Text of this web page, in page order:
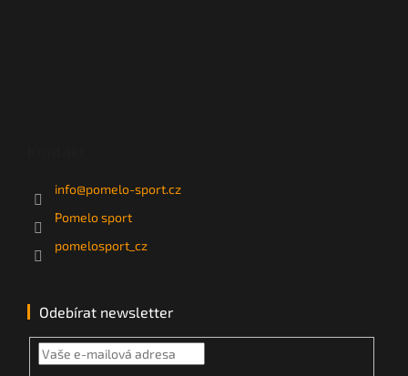
info@pomelo-sport.cz
Pomelo sport
pomelosport_cz
Odebírat newsletter